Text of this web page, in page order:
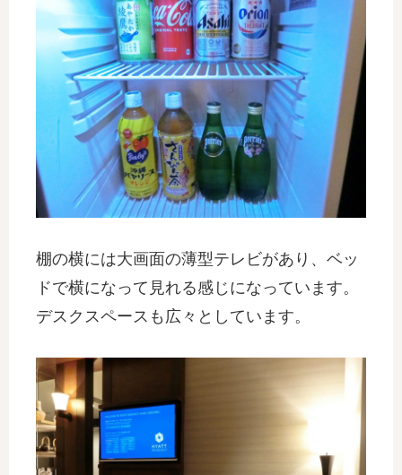
棚の横には大画面の薄型テレビがあり、ベッ
ドで横になって見れる感じになっています。
デスクスペースも広々としています。